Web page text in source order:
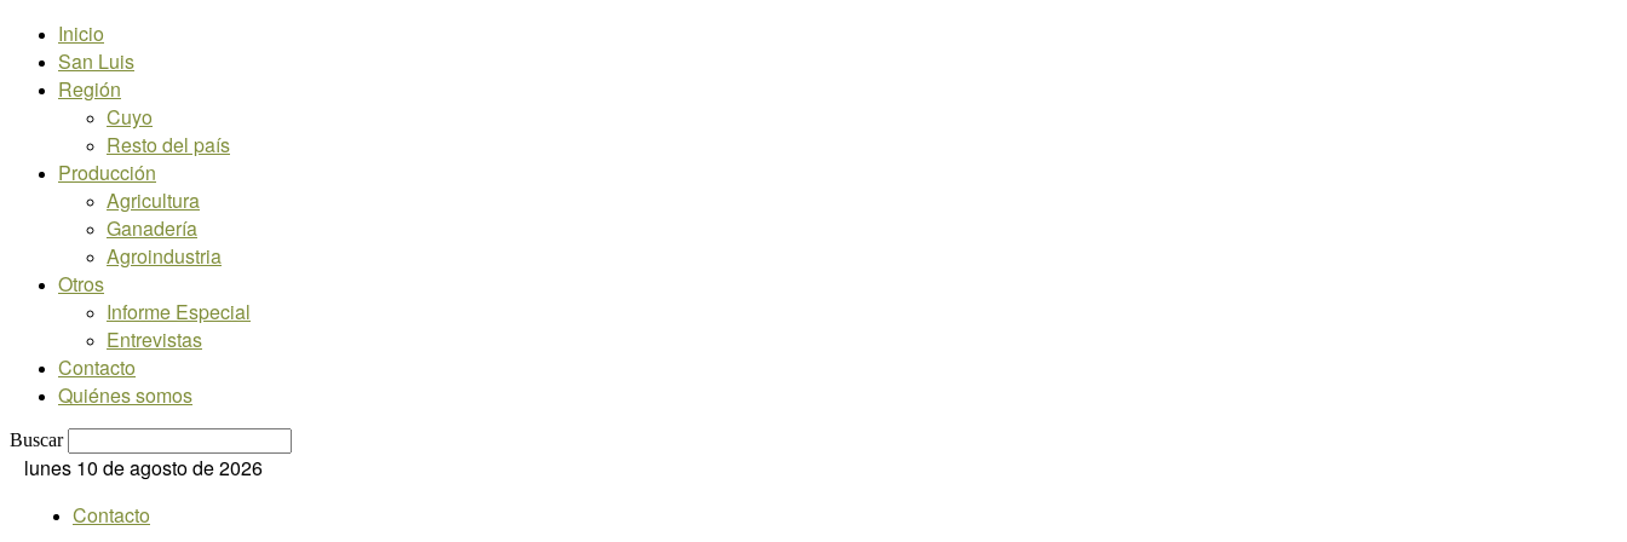
Inicio
San Luis
Región
Cuyo
Resto del país
Producción
Agricultura
Ganadería
Agroindustria
Otros
Informe Especial
Entrevistas
Contacto
Quiénes somos
Buscar
lunes 10 de agosto de 2026
Contacto